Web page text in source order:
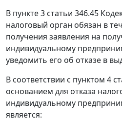
В пункте 3 статьи 346.45
налоговый орган обязан в
получения заявления на
индивидуальному
уведомить его об отказе в
В соответствии с пунктом 4
основанием для отказа
индивидуальному
является: